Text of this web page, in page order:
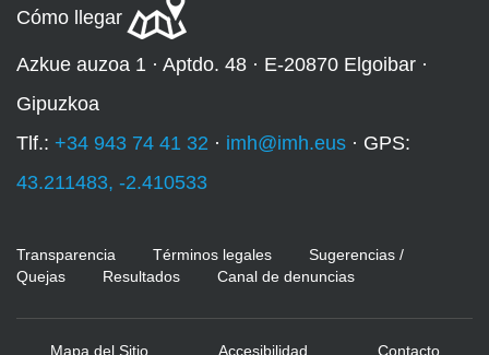
Cómo llegar
Azkue auzoa 1 · Aptdo. 48 · E-20870 Elgoibar ·
Gipuzkoa
Tlf.: +34 943 74 41 32 · imh@imh.eus · GPS:
43.211483, -2.410533
Transparencia Términos legales
Sugerencias /
Quejas
Resultados Canal de denuncias
Mapa del Sitio Accesibilidad Contacto